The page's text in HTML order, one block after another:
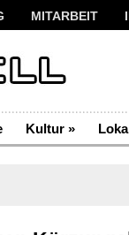
MITARBEIT
Kultur »